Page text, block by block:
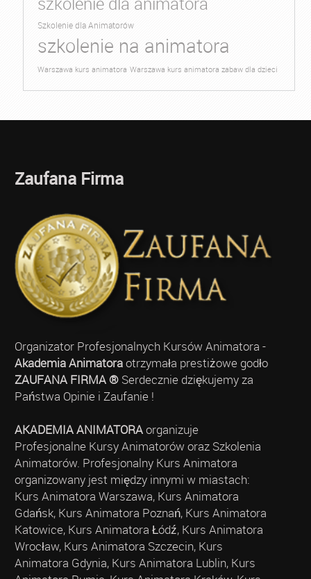
Szkolenie dla Animatorów
szkolenie na animatora
Warszawa kurs animatora Warszawa kurs animatora zabaw dla dzieci
Zaufana Firma
Organizator Profesjonalnych Kursów Animatora -
Akademia Animatoraotrzymała prestiżowe godło
ZAUFANA FIRMA ®Serdecznie dziękujemy za
Państwa Opinie i Zaufanie !
AKADEMIA ANIMATORAorganizuje
Profesjonalne Kursy Animatorów oraz Szkolenia
Animatorów. Profesjonalny Kurs Animatora
organizowany jest między innymi w miastach:
Kurs Animatora Warszawa, Kurs Animatora
Gdańsk, Kurs Animatora Poznań, Kurs Animatora
Katowice, Kurs Animatora Łódź, Kurs Animatora
Wrocław, Kurs Animatora Szczecin, Kurs
Animatora Gdynia, Kurs Animatora Lublin, Kurs